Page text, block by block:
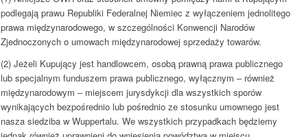
podlegają prawu Republiki Federalnej Niemiec z wyłączeniem jednolitego
prawa międzynarodowego, w szczególności Konwencji Narodów
Zjednoczonych o umowach międzynarodowej sprzedaży towarów.
(2) Jeżeli Kupujący jest handlowcem, osobą prawną prawa publicznego
lub specjalnym funduszem prawa publicznego, wyłącznym – również
międzynarodowym – miejscem jurysdykcji dla wszystkich sporów
wynikających bezpośrednio lub pośrednio ze stosunku umownego jest
nasza siedziba w Wuppertalu. We wszystkich przypadkach będziemy